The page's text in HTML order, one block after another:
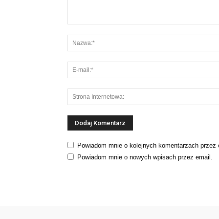
Powiadom mnie o kolejnych komentarzach przez
Powiadom mnie o nowych wpisach przez email.